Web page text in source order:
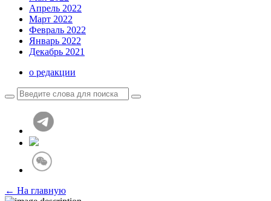
Апрель 2022
Март 2022
Февраль 2022
Январь 2022
Декабрь 2021
о редакции
← На главную